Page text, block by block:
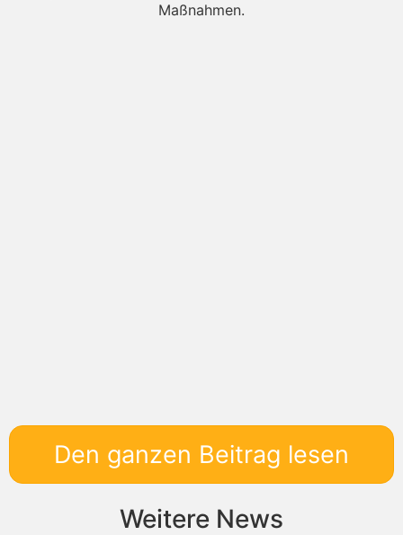
Maßnahmen.
Den ganzen Beitrag lesen
Weitere News